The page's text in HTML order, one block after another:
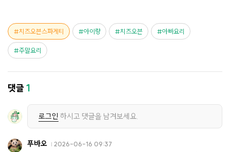
치즈오븐스파게티 아이랑 치즈오븐 아빠요리
주말요리
댓글1
로그인 하시고 댓글을 남겨보세요.
푸바오 2026-06-16 09:37